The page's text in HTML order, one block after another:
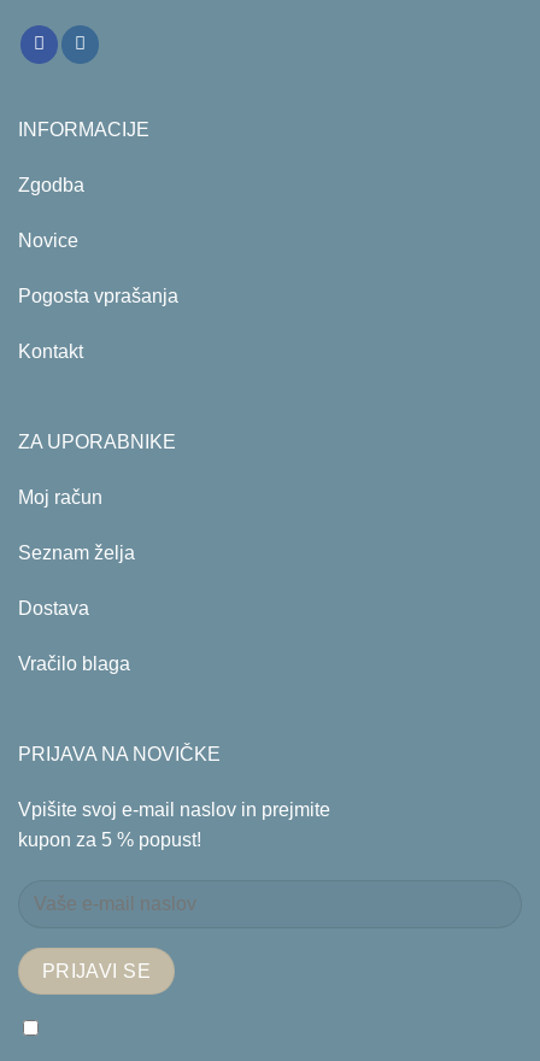
INFORMACIJE
Zgodba
Novice
Pogosta vprašanja
Kontakt
ZA UPORABNIKE
Moj račun
Seznam želja
Dostava
Vračilo blaga
PRIJAVA NA NOVIČKE
Vpišite svoj e-mail naslov in prejmite
kupon za 5 % popust!